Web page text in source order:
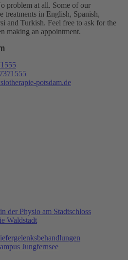
problem at all. Some of our
treatments in English, Spanish,
and Turkish. Feel free to ask for the
making an appointment.
potsdam.de
der Physio am Stadtschloss
Waldstadt
Jungfernsee